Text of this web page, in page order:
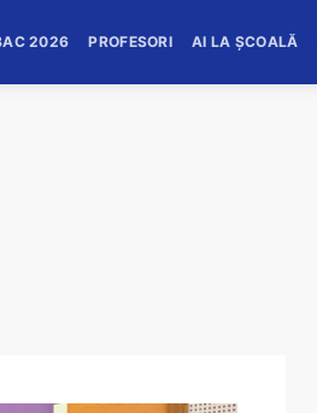
2026 PROFESORI AI LA ȘCOALĂ